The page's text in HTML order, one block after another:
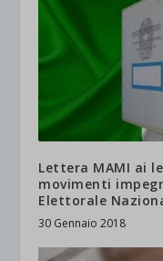
Lettera MAMI ai
movimenti
Elettorale
30 Gennaio 2018